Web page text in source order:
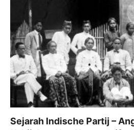
Sejarah Indische Partij –